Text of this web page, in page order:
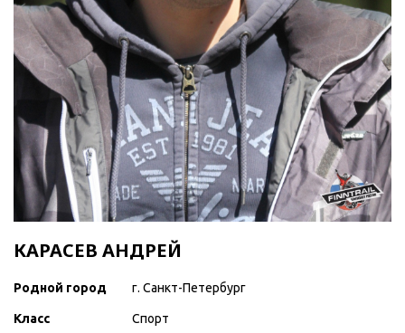
КАРАСЕВ АНДРЕЙ
Родной город г. Санкт-Петербург
Класс Спорт